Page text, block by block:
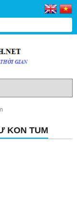
KON TUM